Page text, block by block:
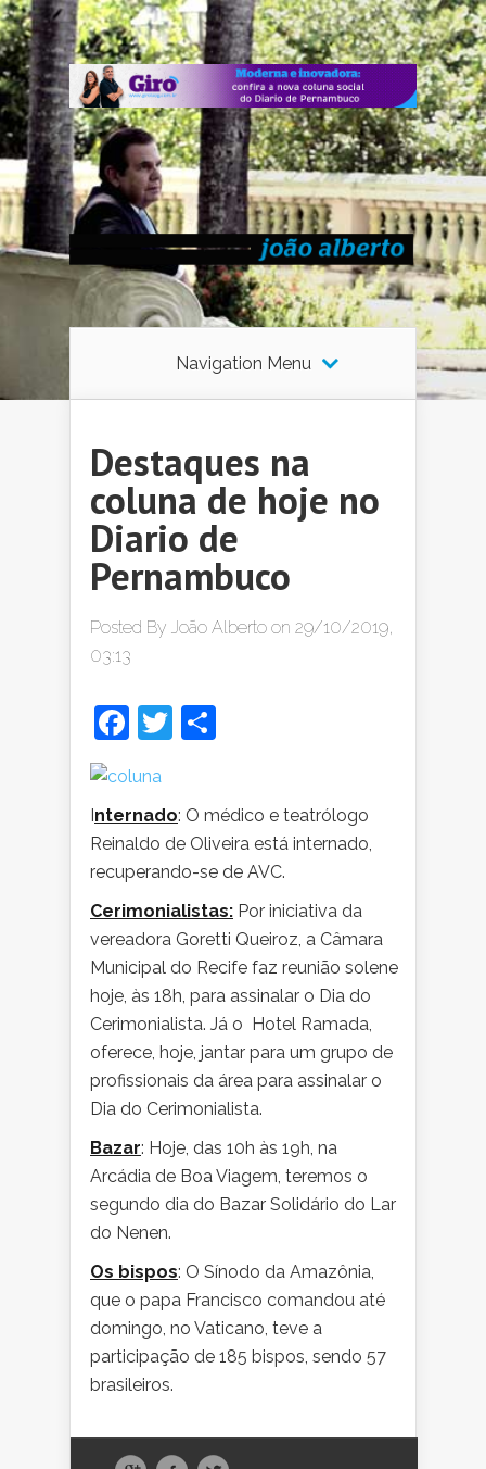
Navigation Menu
Destaques na
coluna de hoje no
Diario de
Pernambuco
Posted By João Alberto on 29/10/2019,
03:13
Facebook
Twitter
nternado: O médico e teatrólogo
Reinaldo de Oliveira está internado,
recuperando-se de AVC.
Cerimonialistas: Por iniciativa da
vereadora Goretti Queiroz, a Câmara
Municipal do Recife faz reunião solene
hoje, às 18h, para assinalar o Dia do
Cerimonialista. Já o Hotel Ramada,
oferece, hoje, jantar para um grupo de
profissionais da área para assinalar o
Dia do Cerimonialista.
Bazar: Hoje, das 10h às 19h, na
Arcádia de Boa Viagem, teremos o
segundo dia do Bazar Solidário do Lar
do Nenen.
Os bispos: O Sínodo da Amazônia,
que o papa Francisco comandou até
domingo, no Vaticano, teve a
participação de 185 bispos, sendo 57
brasileiros.